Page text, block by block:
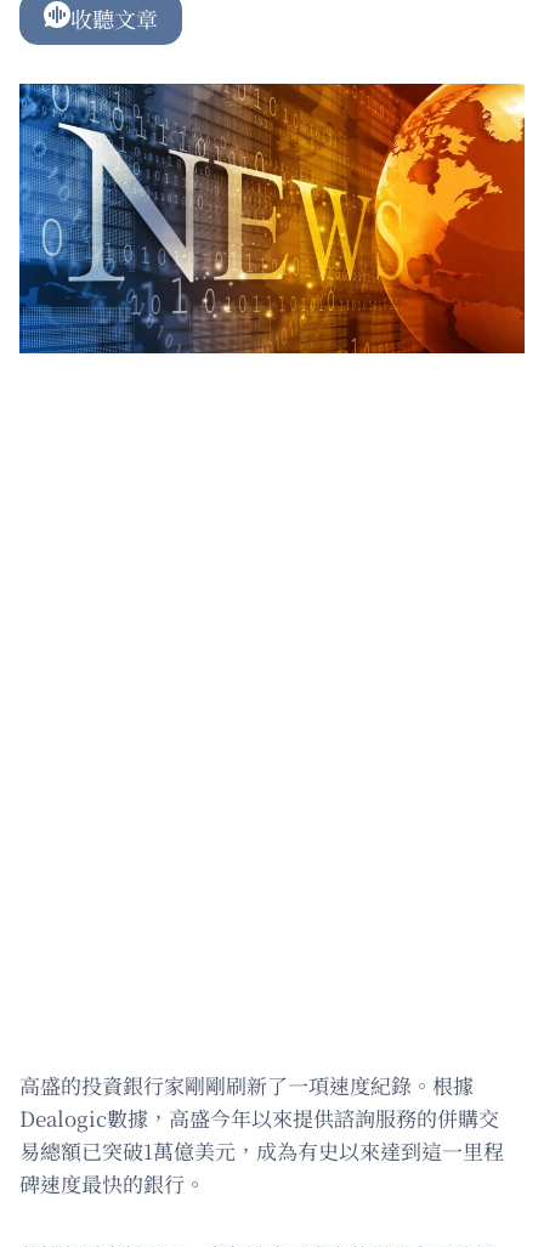
收聽文章
高盛的投資銀行家剛剛刷新了一項速度紀錄。根據
Dealogic數據，高盛今年以來提供諮詢服務的併購交
易總額已突破1萬億美元，成為有史以來達到這一里程
碑速度最快的銀行。